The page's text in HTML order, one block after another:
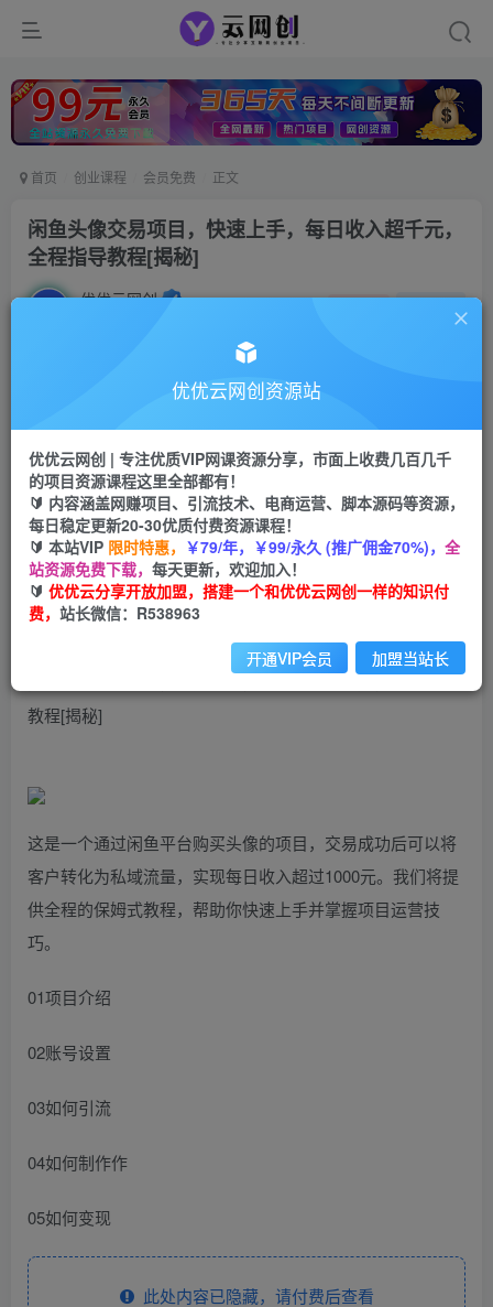
首页 创业课程 会员免费 正文
闲鱼头像交易项目，快速上手，每日收入超千元，
全程指导教程[揭秘]
优优云网创 私信
云币9.9云币99
会员免费
立即购买
您当前未登录！建议登陆后购买，可保存购买订单
闲鱼头像交易项目，快速上手，每日收入超千元，全程指导
教程[揭秘]
这是一个通过闲鱼平台购买头像的项目，交易成功后可以将
客户转化为私域流量，实现每日收入超过1000元。我们将提
供全程的保姆式教程，帮助你快速上手并掌握项目运营技
巧。
01项目介绍
02账号设置
03如何引流
04如何制作作
05如何变现
此处内容已隐藏，请付费后查看
优优云网创资源站
优优云网创 | 专注优质VIP网课资源分享，市面上收费几百几千
的项目资源课程这里全部都有！
🔰 内容涵盖网赚项目、引流技术、电商运营、脚本源码等资源，
每日稳定更新20-30优质付费资源课程！
🔰 本站VIP 限时特惠， ￥79/年，￥99/永久 (推广佣金70%)， 全
站资源免费下载， 每天更新，欢迎加入！
🔰 优优云分享开放加盟，搭建一个和优优云网创一样的知识付
费， 站长微信：R538963
开通VIP会员 加盟当站长